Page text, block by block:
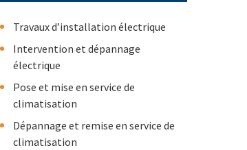
Travaux d’installation électrique
Intervention et dépannage
électrique
Pose et mise en service de
climatisation
Dépannage et remise en service de
climatisation